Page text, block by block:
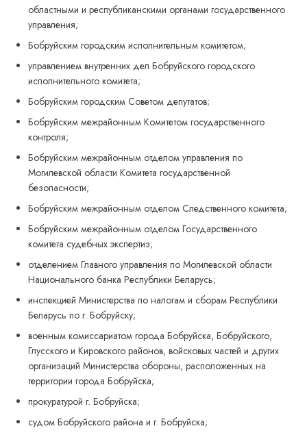
областными и республиканскими органами государственного
управления;
Бобруйским городским исполнительным комитетом;
управлением внутренних дел Бобруйского городского
исполнительного комитета;
Бобруйским городским Советом депутатов;
Бобруйским межрайонным Комитетом государственного
контроля;
Бобруйским межрайонным отделом управления по
Могилевской области Комитета государственной
безопасности;
Бобруйским межрайонным отделом Следственного комитета;
Бобруйским межрайонным отделом Государственного
комитета судебных экспертиз;
отделением Главного управления по Могилевской области
Национального банка Республики Беларусь;
инспекцией Министерства по налогам и сборам Республики
Беларусь по г. Бобруйску;
военным комиссариатом города Бобруйска, Бобруйского,
Глусского и Кировского районов, войсковых частей и других
организаций Министерства обороны, расположенных на
территории города Бобруйска;
прокуратурой г. Бобруйска;
судом Бобруйского района и г. Бобруйска;